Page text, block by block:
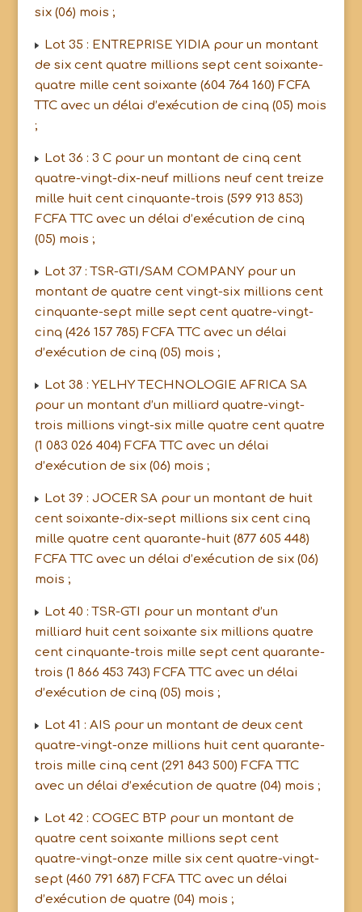
six (06) mois ;
Lot 35 : ENTREPRISE YIDIA pour un montant
de six cent quatre millions sept cent soixante-
quatre mille cent soixante (604 764 160) FCFA
TTC avec un délai d’exécution de cinq (05) mois
;
Lot 36 : 3 C pour un montant de cinq cent
quatre-vingt-dix-neuf millions neuf cent treize
mille huit cent cinquante-trois (599 913 853)
FCFA TTC avec un délai d’exécution de cinq
(05) mois ;
Lot 37 : TSR-GTI/SAM COMPANY pour un
montant de quatre cent vingt-six millions cent
cinquante-sept mille sept cent quatre-vingt-
cinq (426 157 785) FCFA TTC avec un délai
d’exécution de cinq (05) mois ;
Lot 38 : YELHY TECHNOLOGIE AFRICA SA
pour un montant d’un milliard quatre-vingt-
trois millions vingt-six mille quatre cent quatre
(1 083 026 404) FCFA TTC avec un délai
d’exécution de six (06) mois ;
Lot 39 : JOCER SA pour un montant de huit
cent soixante-dix-sept millions six cent cinq
mille quatre cent quarante-huit (877 605 448)
FCFA TTC avec un délai d’exécution de six (06)
mois ;
Lot 40 : TSR-GTI pour un montant d’un
milliard huit cent soixante six millions quatre
cent cinquante-trois mille sept cent quarante-
trois (1 866 453 743) FCFA TTC avec un délai
d’exécution de cinq (05) mois ;
Lot 41 : AIS pour un montant de deux cent
quatre-vingt-onze millions huit cent quarante-
trois mille cinq cent (291 843 500) FCFA TTC
avec un délai d’exécution de quatre (04) mois ;
Lot 42 : COGEC BTP pour un montant de
quatre cent soixante millions sept cent
quatre-vingt-onze mille six cent quatre-vingt-
sept (460 791 687) FCFA TTC avec un délai
d’exécution de quatre (04) mois ;